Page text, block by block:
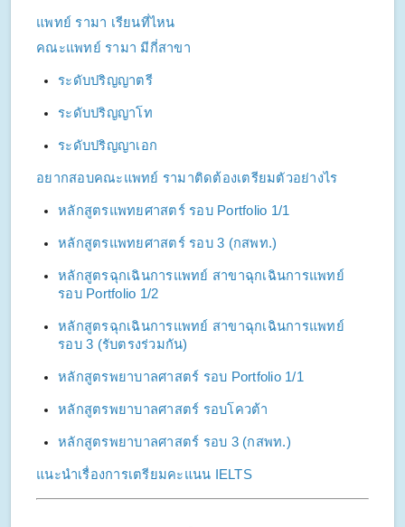
แพทย์ รามา เรียนที่ไหน
คณะแพทย์ รามา มีกี่สาขา
ระดับปริญญาตรี
ระดับปริญญาโท
ระดับปริญญาเอก
อยากสอบคณะแพทย์ รามาติดต้องเตรียมตัวอย่างไร
หลักสูตรแพทยศาสตร์ รอบ Portfolio 1/1
หลักสูตรแพทยศาสตร์ รอบ 3 (กสพท.)
หลักสูตรฉุกเฉินการแพทย์ สาขาฉุกเฉินการแพทย์
รอบ Portfolio 1/2
หลักสูตรฉุกเฉินการแพทย์ สาขาฉุกเฉินการแพทย์
รอบ 3 (รับตรงร่วมกัน)
หลักสูตรพยาบาลศาสตร์ รอบ Portfolio 1/1
หลักสูตรพยาบาลศาสตร์ รอบโควต้า
หลักสูตรพยาบาลศาสตร์ รอบ 3 (กสพท.)
แนะนำเรื่องการเตรียมคะแนน IELTS